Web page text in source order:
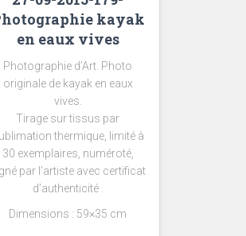
kayak
en eaux vives
Photographie d’Art. Photo
originale de kayak en eaux
vives.
Tirage sur tissus par
thermique, limité à
30 exemplaires, numéroté,
par l’artiste avec certificat
d’authenticité .
Dimensions : 59×35 cm